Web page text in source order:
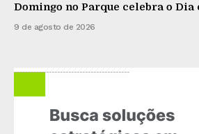
Domingo no Parque celebra o Dia
9 de agosto de 2026